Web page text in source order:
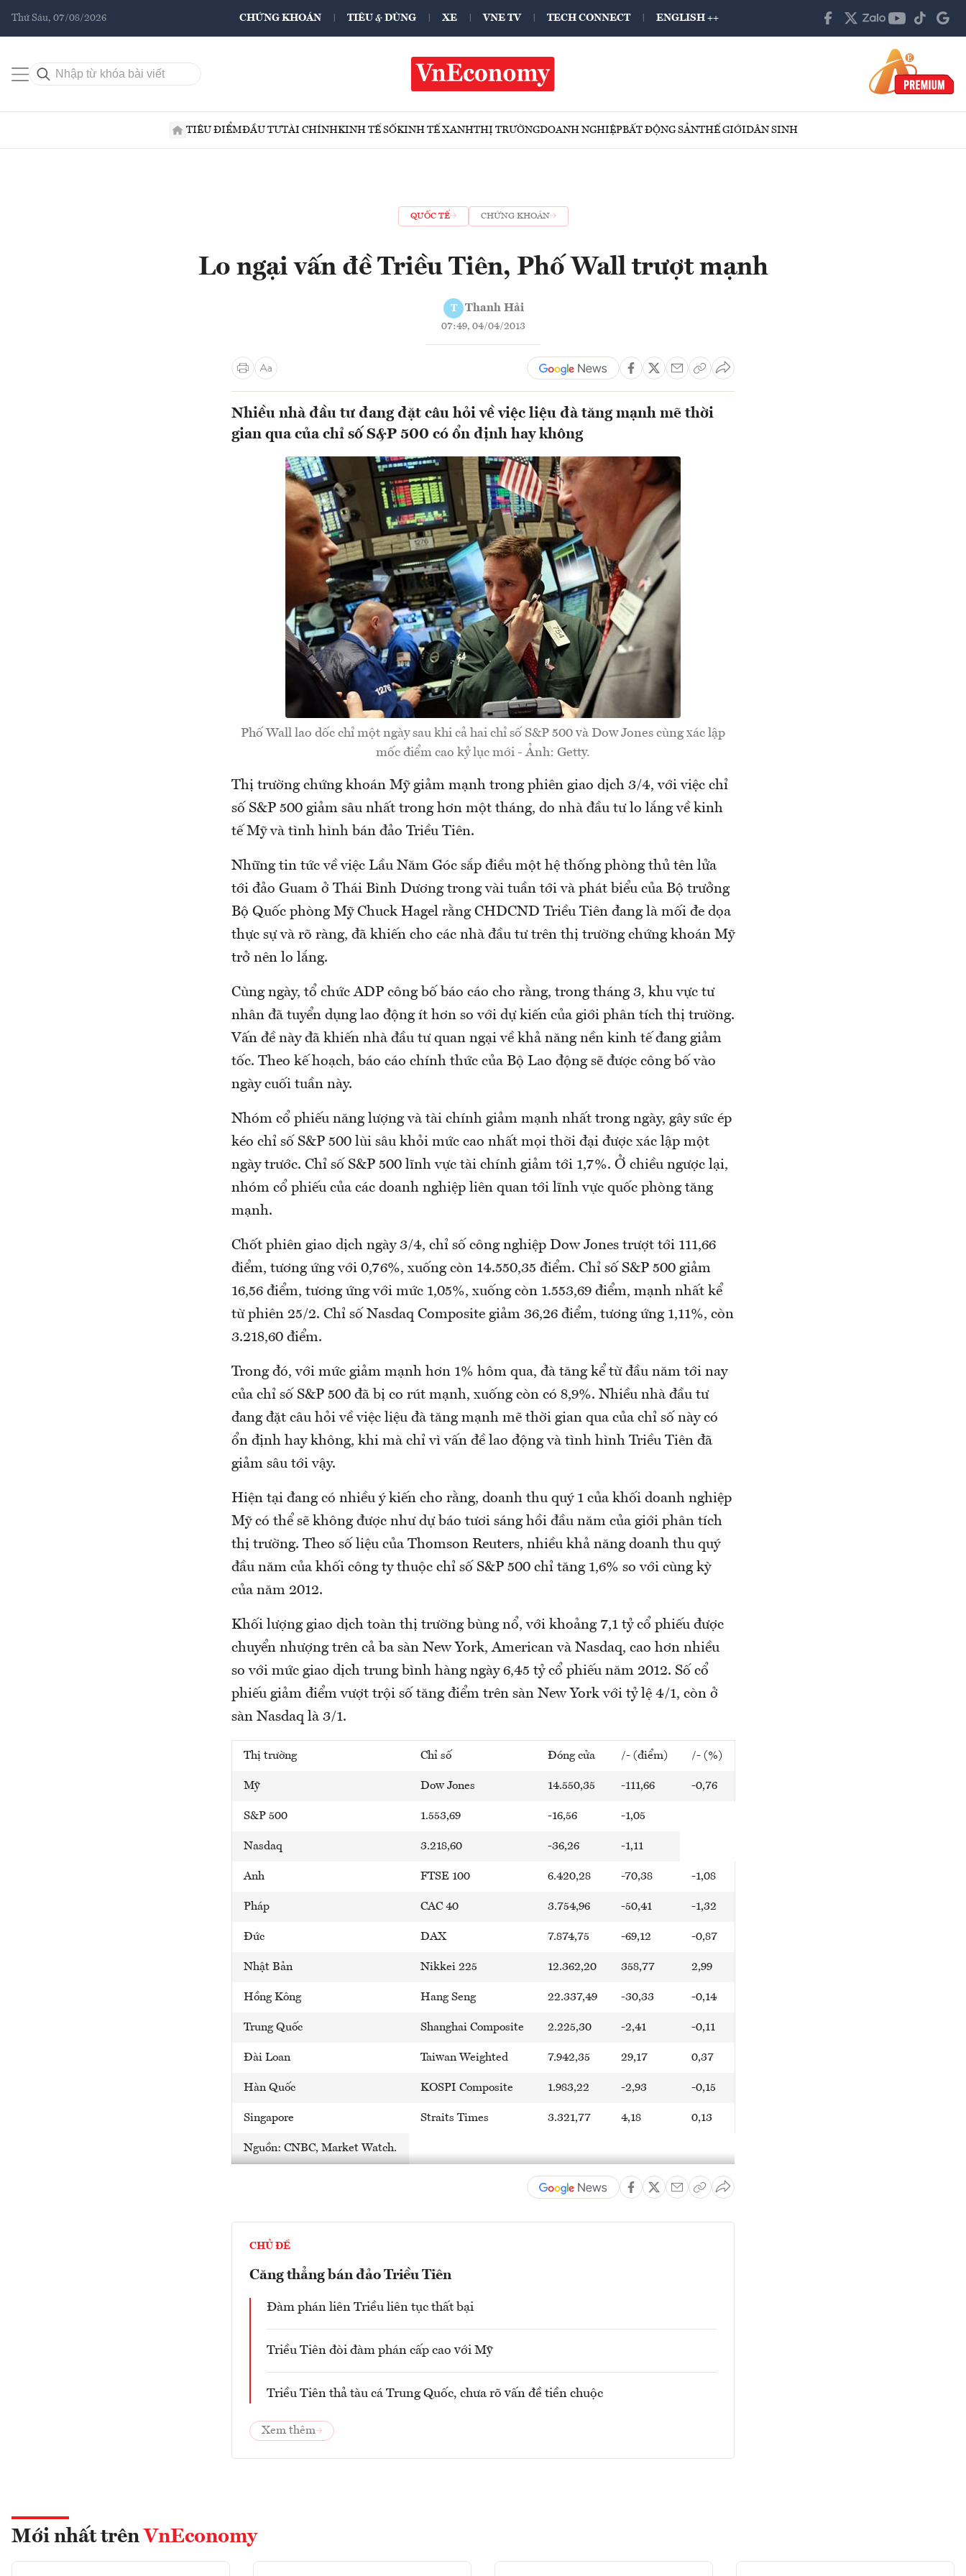
Thứ Sáu, 07/08/2026 CHỨNG KHOÁN TIÊU & DÙNG XE VNE TV TECH CONNECT ENGLISH ++
TIÊU ĐIỂMĐẦU TƯTÀI CHÍNHKINH TẾ SỐKINH TẾ XANHTHỊ TRƯỜNGDOANH NGHIỆPBẤT ĐỘNG SẢNTHẾ GIỚIDÂN SINH
QUỐC TẾ CHỨNG KHOÁN
Lo ngại vấn đề Triều Tiên, Phố Wall trượt mạnh
T Thanh Hải
07:49, 04/04/2013
Nhiều nhà đầu tư đang đặt câu hỏi về việc liệu đà tăng mạnh mẽ thời
gian qua của chỉ số S&P 500 có ổn định hay không
Phố Wall lao dốc chỉ một ngày sau khi cả hai chỉ số S&P 500 và Dow Jones cùng xác lập
mốc điểm cao kỷ lục mới - Ảnh: Getty.
Thị trường chứng khoán Mỹ giảm mạnh trong phiên giao dịch 3/4, với việc chỉ
số S&P 500 giảm sâu nhất trong hơn một tháng, do nhà đầu tư lo lắng về kinh
tế Mỹ và tình hình bán đảo Triều Tiên.
Những tin tức về việc Lầu Năm Góc sắp điều một hệ thống phòng thủ tên lửa
tới đảo Guam ở Thái Bình Dương trong vài tuần tới và phát biểu của Bộ trưởng
Bộ Quốc phòng Mỹ Chuck Hagel rằng CHDCND Triều Tiên đang là mối đe dọa
thực sự và rõ ràng, đã khiến cho các nhà đầu tư trên thị trường chứng khoán Mỹ
trở nên lo lắng.
Cùng ngày, tổ chức ADP công bố báo cáo cho rằng, trong tháng 3, khu vực tư
nhân đã tuyển dụng lao động ít hơn so với dự kiến của giới phân tích thị trường.
Vấn đề này đã khiến nhà đầu tư quan ngại về khả năng nền kinh tế đang giảm
tốc. Theo kế hoạch, báo cáo chính thức của Bộ Lao động sẽ được công bố vào
ngày cuối tuần này.
Nhóm cổ phiếu năng lượng và tài chính giảm mạnh nhất trong ngày, gây sức ép
kéo chỉ số S&P 500 lùi sâu khỏi mức cao nhất mọi thời đại được xác lập một
ngày trước. Chỉ số S&P 500 lĩnh vực tài chính giảm tới 1,7%. Ở chiều ngược lại,
nhóm cổ phiếu của các doanh nghiệp liên quan tới lĩnh vực quốc phòng tăng
mạnh.
Chốt phiên giao dịch ngày 3/4, chỉ số công nghiệp Dow Jones trượt tới 111,66
điểm, tương ứng với 0,76%, xuống còn 14.550,35 điểm. Chỉ số S&P 500 giảm
16,56 điểm, tương ứng với mức 1,05%, xuống còn 1.553,69 điểm, mạnh nhất kể
từ phiên 25/2. Chỉ số Nasdaq Composite giảm 36,26 điểm, tương ứng 1,11%, còn
3.218,60 điểm.
Trong đó, với mức giảm mạnh hơn 1% hôm qua, đà tăng kể từ đầu năm tới nay
của chỉ số S&P 500 đã bị co rút mạnh, xuống còn có 8,9%. Nhiều nhà đầu tư
đang đặt câu hỏi về việc liệu đà tăng mạnh mẽ thời gian qua của chỉ số này có
ổn định hay không, khi mà chỉ vì vấn đề lao động và tình hình Triều Tiên đã
giảm sâu tới vậy.
Hiện tại đang có nhiều ý kiến cho rằng, doanh thu quý 1 của khối doanh nghiệp
Mỹ có thể sẽ không được như dự báo tươi sáng hồi đầu năm của giới phân tích
thị trường. Theo số liệu của Thomson Reuters, nhiều khả năng doanh thu quý
đầu năm của khối công ty thuộc chỉ số S&P 500 chỉ tăng 1,6% so với cùng kỳ
của năm 2012.
Khối lượng giao dịch toàn thị trường bùng nổ, với khoảng 7,1 tỷ cổ phiếu được
chuyển nhượng trên cả ba sàn New York, American và Nasdaq, cao hơn nhiều
so với mức giao dịch trung bình hàng ngày 6,45 tỷ cổ phiếu năm 2012. Số cổ
phiếu giảm điểm vượt trội số tăng điểm trên sàn New York với tỷ lệ 4/1, còn ở
sàn Nasdaq là 3/1.
Thị trường Chỉ số Đóng cửa /- (điểm) /- (%)
Mỹ Dow Jones 14.550,35 -111,66 -0,76
S&P 500 1.553,69 -16,56 -1,05
Nasdaq 3.218,60 -36,26 -1,11
Anh FTSE 100 6.420,28 -70,38 -1,08
Pháp CAC 40 3.754,96 -50,41 -1,32
Đức DAX 7.874,75 -69,12 -0,87
Nhật Bản Nikkei 225 12.362,20 358,77 2,99
Hồng Kông Hang Seng 22.337,49 -30,33 -0,14
Trung Quốc Shanghai Composite 2.225,30 -2,41 -0,11
Đài Loan Taiwan Weighted 7.942,35 29,17 0,37
Hàn Quốc KOSPI Composite 1.983,22 -2,93 -0,15
Singapore Straits Times 3.321,77 4,18 0,13
Nguồn: CNBC, Market Watch.
CHỦ ĐỀ
Căng thẳng bán đảo Triều Tiên
Đàm phán liên Triều liên tục thất bại
Triều Tiên đòi đàm phán cấp cao với Mỹ
Triều Tiên thả tàu cá Trung Quốc, chưa rõ vấn đề tiền chuộc
Xem thêm
Mới nhất trên VnEconomy